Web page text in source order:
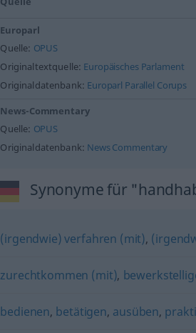
Europarl
Quelle: OPUS
Originaltextquelle: Europäisches Parlament
Originaldatenbank: Europarl Parallel Corups
News-Commentary
Quelle: OPUS
Originaldatenbank: News Commentary
Synonyme für
(irgendwie) verfahren (mit),
zurechtkommen (mit),
bedienen, betätigen, ausüben,